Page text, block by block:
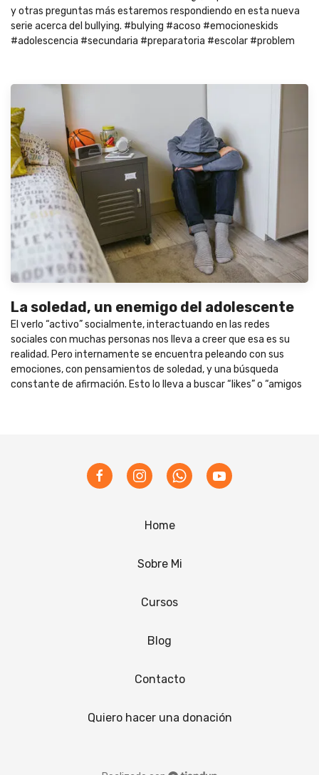
y otras preguntas más estaremos respondiendo en esta nueva
serie acerca del bullying. #bulying #acoso #emocioneskids
#adolescencia #secundaria #preparatoria #escolar #problem
La soledad, un enemigo del adolescente
El verlo “activo” socialmente, interactuando en las redes
sociales con muchas personas nos lleva a creer que esa es su
realidad. Pero internamente se encuentra peleando con sus
emociones, con pensamientos de soledad, y una búsqueda
constante de afirmación. Esto lo lleva a buscar “likes” o “amigos
Home
Sobre Mi
Cursos
Blog
Contacto
Quiero hacer una donación